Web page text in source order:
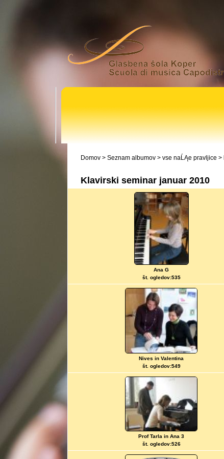
Domov > Seznam albumov > vse naĹĄe pravljice >
Klavirski seminar januar 2010
Ana G
št. ogledov:535
Nives in Valentina
št. ogledov:549
Prof Tarla in Ana 3
št. ogledov:526